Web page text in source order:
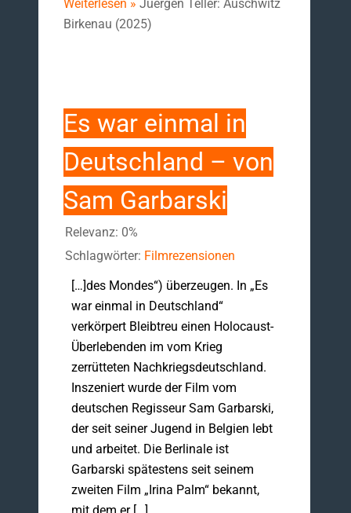
Weiterlesen » Juergen Teller: Auschwitz
Birkenau (2025)
Es war einmal in
Deutschland – von
Sam Garbarski
Relevanz: 0%
Schlagwörter: Filmrezensionen
[…]des Mondes“) überzeugen. In „Es
war einmal in Deutschland“
verkörpert Bleibtreu einen Holocaust-
Überlebenden im vom Krieg
zerrütteten Nachkriegsdeutschland.
Inszeniert wurde der Film vom
deutschen Regisseur Sam Garbarski,
der seit seiner Jugend in Belgien lebt
und arbeitet. Die Berlinale ist
Garbarski spätestens seit seinem
zweiten Film „Irina Palm“ bekannt,